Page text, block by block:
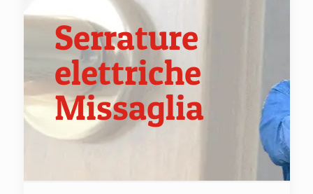
Serrature
elettriche
Missaglia